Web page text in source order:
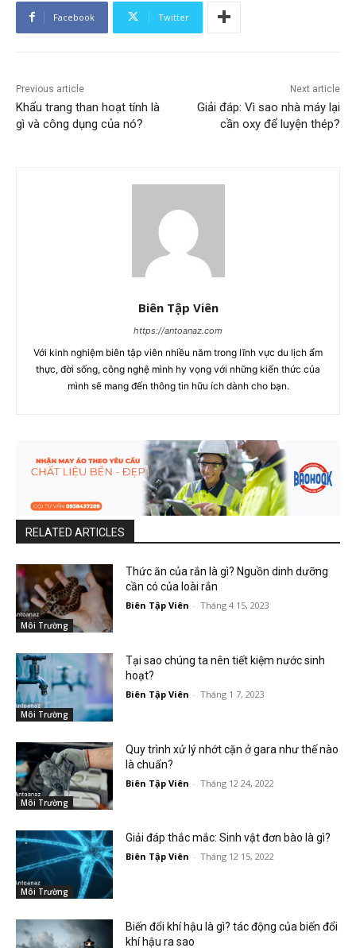
Facebook Twitter
Previous article
Khẩu trang than hoạt tính là
gì và công dụng của nó?
Next article
Giải đáp: Vì sao nhà máy lại
cần oxy để luyện thép?
Biên Tập Viên
https://antoanaz.com
Với kinh nghiệm biên tập viên nhiều năm trong lĩnh vực du lịch ẩm
thực, đời sống, công nghệ mình hy vọng với những kiến thức của
mình sẽ mang đến thông tin hữu ích dành cho bạn.
RELATED ARTICLES
Môi Trường
Thức ăn của rắn là gì? Nguồn dinh dưỡng
cần có của loài rắn
Biên Tập Viên - Tháng 4 15, 2023
Môi Trường
Tại sao chúng ta nên tiết kiệm nước sinh
hoạt?
Biên Tập Viên - Tháng 1 7, 2023
Môi Trường
Quy trình xử lý nhớt cặn ở gara như thế nào
là chuẩn?
Biên Tập Viên - Tháng 12 24, 2022
Môi Trường
Giải đáp thắc mắc: Sinh vật đơn bào là gì?
Biên Tập Viên - Tháng 12 15, 2022
Biến đổi khí hậu là gì? tác động của biến đổi
khí hậu ra sao